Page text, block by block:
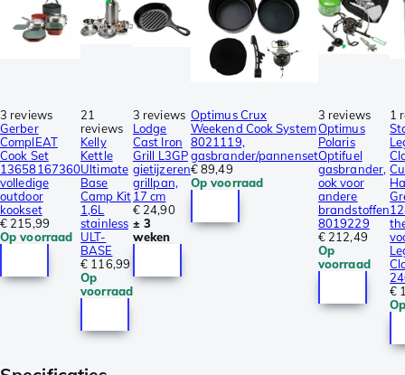
3 reviews
Gerber
ComplEAT
Cook Set
13658167360
volledige
outdoor
kookset
€ 215,99
Op voorraad
21
reviews
Kelly
Kettle
Ultimate
Base
Camp Kit
1,6L
stainless
ULT-
BASE
€ 116,99
Op
voorraad
3 reviews
Lodge
Cast Iron
Grill L3GP
gietijzeren
grillpan,
17 cm
€ 24,90
± 3
weken
Optimus Crux
Weekend Cook System
8021119,
gasbrander/pannenset
€ 89,49
Op voorraad
3 reviews
Optimus
Polaris
Optifuel
gasbrander,
ook voor
andere
brandstoffen
8019229
€ 212,49
Op
voorraad
1
€